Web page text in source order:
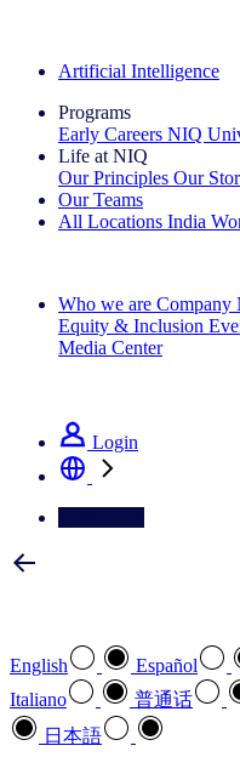
Artificial Intelligence
Programs
Early Careers NIQ
Life at NIQ
Our Principles Our
Our Teams
All Locations India
Who we are Company
Equity & Inclusion
Media Center
Login
English Español
Italiano
普通话
日本語